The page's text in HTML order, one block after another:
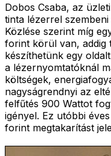
Dobos Csaba, az
tinta lézerrel
Közlése szerint míg
forint körül van, addig
készíthetünk egy
a lézernyomtatóknál
költségek,
nagyságrendnyi az
felfűtés 900 Wattot
igényel. Ez utóbbi
forint megtakarítást